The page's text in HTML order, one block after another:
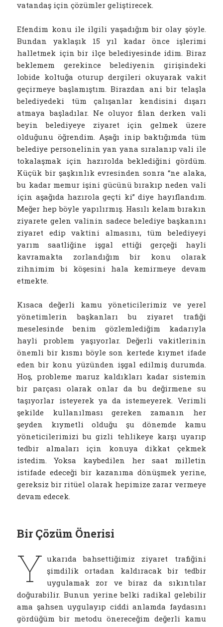
vatandaş için çözümler geliştirecek.
Efendim konu ile ilgili yaşadığım bir olay şöyle.
Bundan yaklaşık 15 yıl kadar önce işlerimi
halletmek için bir ilçe belediyesinde idim. Biraz
beklemem gerekince belediyenin girişindeki
lobide koltuğa oturup dergileri okuyarak vakit
geçirmeye başlamıştım. Birazdan ani bir telaşla
belediyedeki tüm çalışanlar kendisini dışarı
atmaya başladılar. Ne oluyor filan derken vali
beyin belediyeye ziyaret için gelmek üzere
olduğunu öğrendim. Aşağı inip baktığımda tüm
belediye personelinin yan yana sıralanıp vali ile
tokalaşmak için hazırolda beklediğini gördüm.
Küçük bir şaşkınlık evresinden sonra “ne alaka,
bu kadar memur işini gücünü bırakıp neden vali
için aşağıda hazırola geçti ki” diye hayıflandım.
Meğer hep böyle yapılırmış. Hasılı kelam bırakın
ziyarete gelen valinin sadece belediye başkanını
ziyaret edip vaktini almasını, tüm belediyeyi
yarım saatliğine işgal ettiği gerçeği hayli
kavramakta zorlandığım bir konu olarak
zihnimim bi köşesini hala kemirmeye devam
etmekte.
Kısaca değerli kamu yöneticilerimiz ve yerel
yönetimlerin başkanları bu ziyaret trafiği
meselesinde benim gözlemlediğim kadarıyla
hayli problem yaşıyorlar. Değerli vakitlerinin
önemli bir kısmı böyle son kertede kıymet ifade
eden bir konu yüzünden işgal edilmiş durumda.
Hoş, probleme maruz kaldıkları kadar sistemin
bir parçası olarak onlar da bu değirmene su
taşıyorlar isteyerek ya da istemeyerek. Verimli
şekilde kullanılması gereken zamanın her
şeyden kıymetli olduğu şu dönemde kamu
yöneticilerimizi bu gizli tehlikeye karşı uyarıp
tedbir almaları için konuya dikkat çekmek
istedim. Yoksa kaybedilen her saat milletin
istifade edeceği bir kazanıma dönüşmek yerine,
gereksiz bir ritüel olarak hepimize zarar vermeye
devam edecek.
Bir Çözüm Önerisi
Y ukarıda bahsettiğimiz ziyaret trafiğini
şimdilik ortadan kaldıracak bir tedbir
uygulamak zor ve biraz da sıkıntılar
doğurabilir. Bunun yerine belki radikal gelebilir
ama şahsen uygulayıp ciddi anlamda faydasını
gördüğüm bir metodu önereceğim değerli kamu